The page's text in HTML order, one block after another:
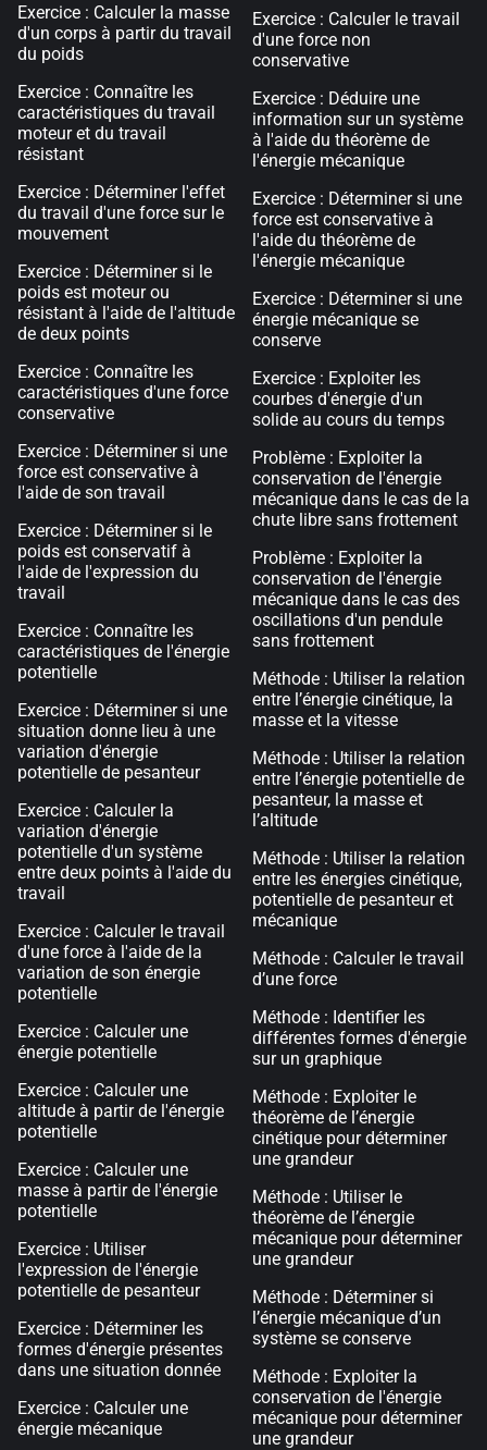
Exercice : Calculer la masse
d'un corps à partir du travail
du poids
Exercice : Connaître les
caractéristiques du travail
moteur et du travail
résistant
Exercice : Déterminer l'effet
du travail d'une force sur le
mouvement
Exercice : Déterminer si le
poids est moteur ou
résistant à l'aide de l'altitude
de deux points
Exercice : Connaître les
caractéristiques d'une force
conservative
Exercice : Déterminer si une
force est conservative à
l'aide de son travail
Exercice : Déterminer si le
poids est conservatif à
l'aide de l'expression du
travail
Exercice : Connaître les
caractéristiques de l'énergie
potentielle
Exercice : Déterminer si une
situation donne lieu à une
variation d'énergie
potentielle de pesanteur
Exercice : Calculer la
variation d'énergie
potentielle d'un système
entre deux points à l'aide du
travail
Exercice : Calculer le travail
d'une force à l'aide de la
variation de son énergie
potentielle
Exercice : Calculer une
énergie potentielle
Exercice : Calculer une
altitude à partir de l'énergie
potentielle
Exercice : Calculer une
masse à partir de l'énergie
potentielle
Exercice : Utiliser
l'expression de l'énergie
potentielle de pesanteur
Exercice : Déterminer les
formes d'énergie présentes
dans une situation donnée
Exercice : Calculer une
énergie mécanique
Exercice : Calculer le travail
d'une force non
conservative
Exercice : Déduire une
information sur un système
à l'aide du théorème de
l'énergie mécanique
Exercice : Déterminer si une
force est conservative à
l'aide du théorème de
l'énergie mécanique
Exercice : Déterminer si une
énergie mécanique se
conserve
Exercice : Exploiter les
courbes d'énergie d'un
solide au cours du temps
Problème : Exploiter la
conservation de l'énergie
mécanique dans le cas de la
chute libre sans frottement
Problème : Exploiter la
conservation de l'énergie
mécanique dans le cas des
oscillations d'un pendule
sans frottement
Méthode : Utiliser la relation
entre l’énergie cinétique, la
masse et la vitesse
Méthode : Utiliser la relation
entre l’énergie potentielle de
pesanteur, la masse et
l’altitude
Méthode : Utiliser la relation
entre les énergies cinétique,
potentielle de pesanteur et
mécanique
Méthode : Calculer le travail
d’une force
Méthode : Identifier les
différentes formes d'énergie
sur un graphique
Méthode : Exploiter le
théorème de l’énergie
cinétique pour déterminer
une grandeur
Méthode : Utiliser le
théorème de l’énergie
mécanique pour déterminer
une grandeur
Méthode : Déterminer si
l’énergie mécanique d’un
système se conserve
Méthode : Exploiter la
conservation de l'énergie
mécanique pour déterminer
une grandeur